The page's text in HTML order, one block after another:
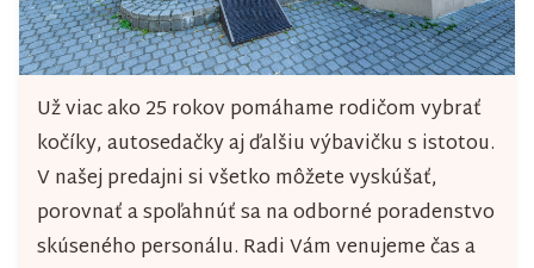
v
k
y
v
ý
p
i
Už viac ako 25 rokov pomáhame rodičom vybrať
kočíky, autosedačky aj ďalšiu výbavičku s istotou.
V našej predajni si všetko môžete vyskúšať,
porovnať a spoľahnúť sa na odborné poradenstvo
skúseného personálu. Radi Vám venujeme čas a